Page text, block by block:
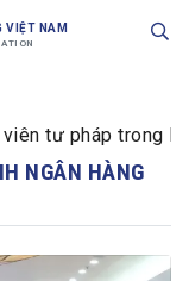
VIỆT NAM
tư pháp trong
NGÂN HÀNG